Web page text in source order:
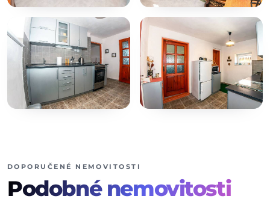
DOPORUČENÉ NEMOVITOSTI
Podobné nemovitosti